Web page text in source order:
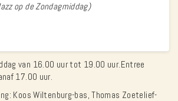
op de Zondagmiddag)
van 16.00 uur tot 19.00 uur.Entree
17.00 uur.
Koos Wiltenburg-bas, Thomas Zoetelief-